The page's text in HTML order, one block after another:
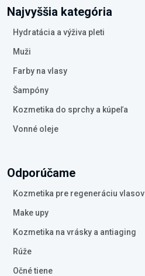
Najvyššia kategória
Hydratácia a výživa pleti
Muži
Farby na vlasy
Šampóny
Kozmetika do sprchy a kúpeľa
Vonné oleje
Odporúčame
Kozmetika pre regeneráciu vlasov
Make upy
Kozmetika na vrásky a antiaging
Rúže
Očné tiene